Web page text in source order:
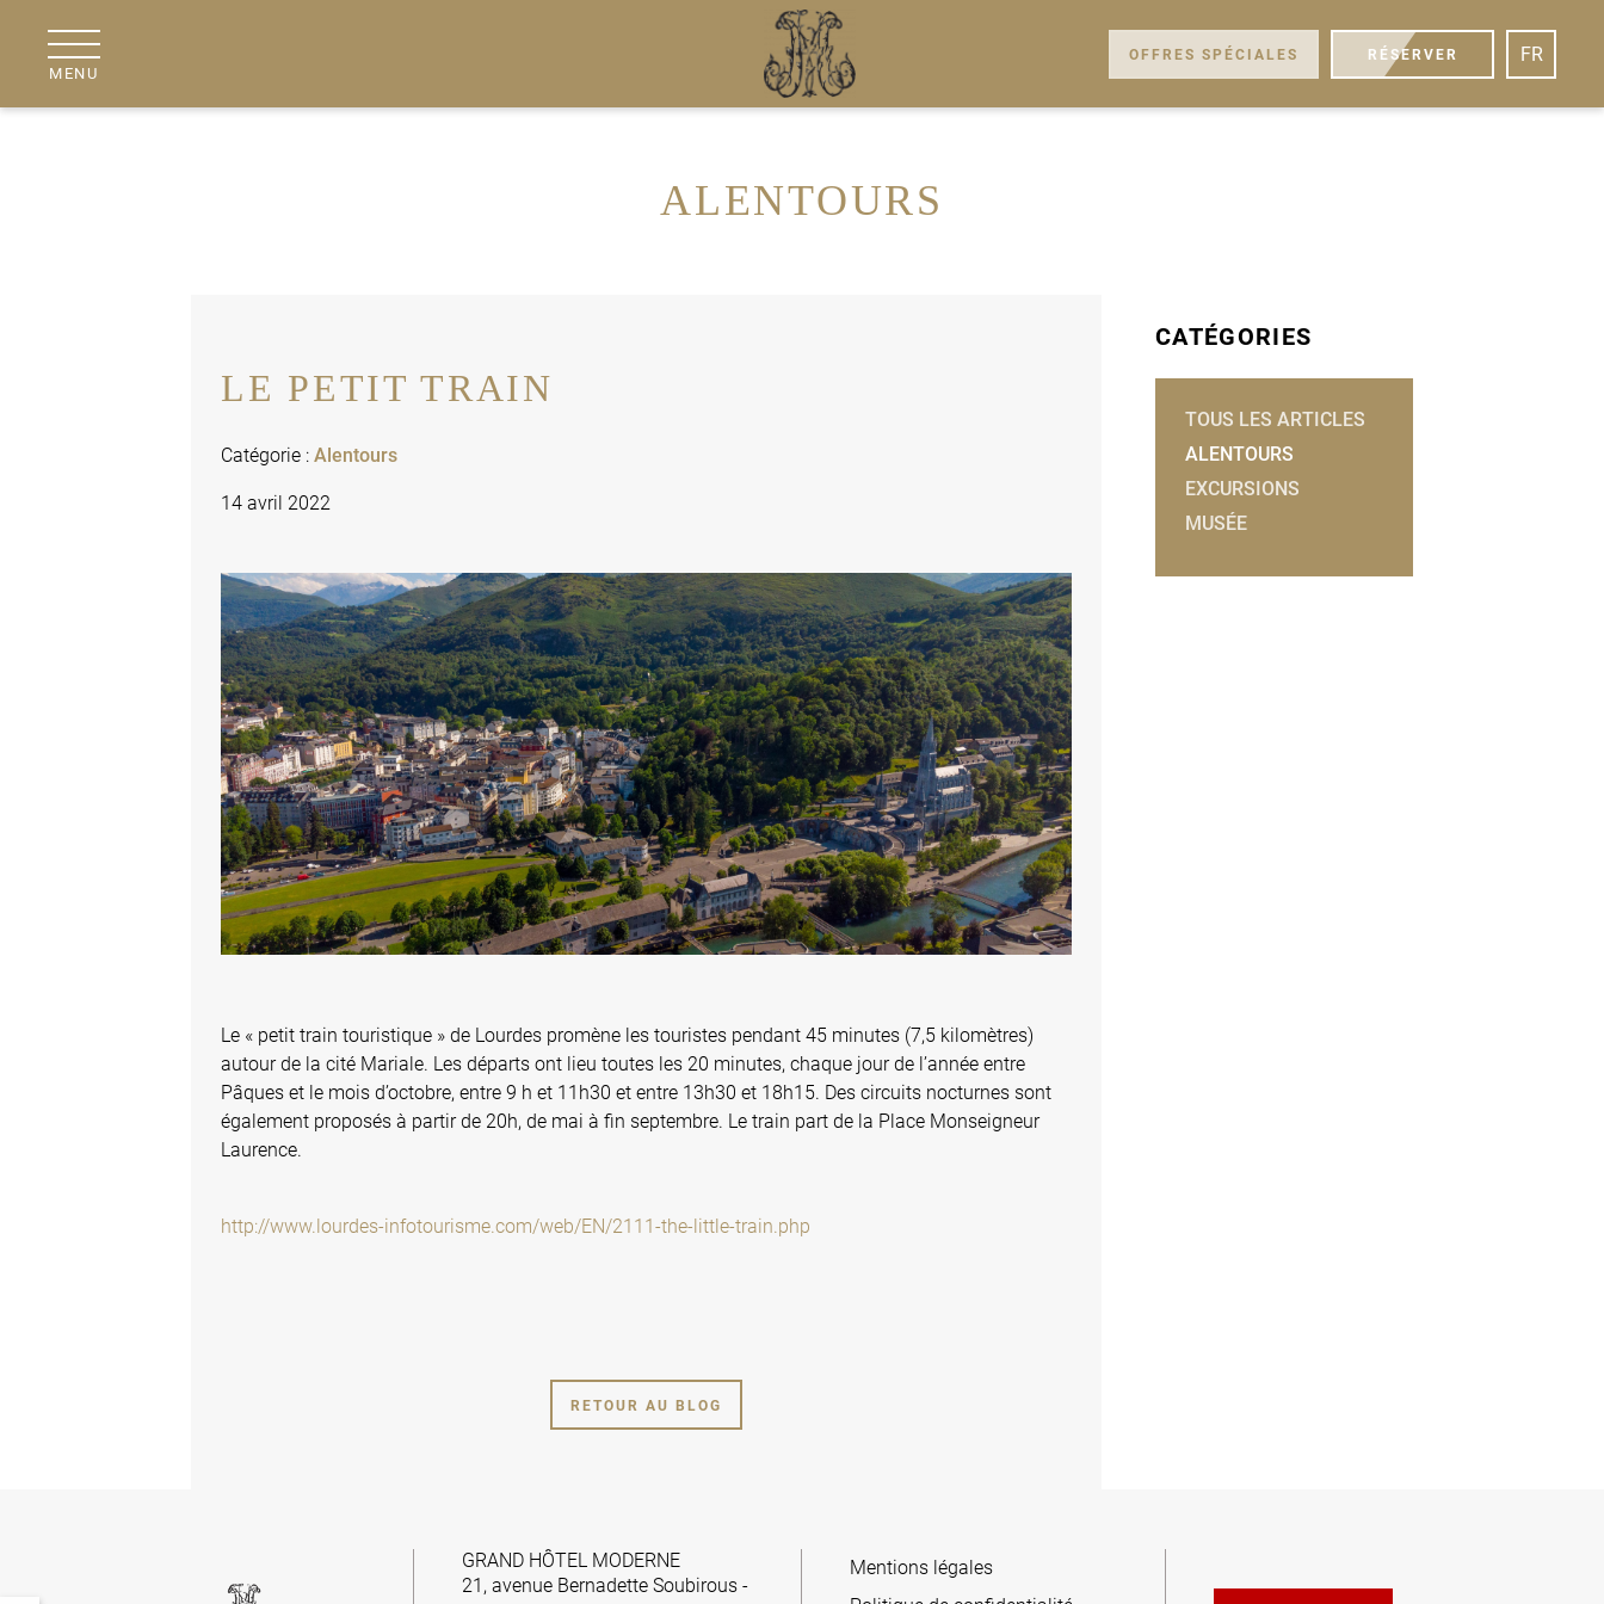
MENU
OFFRES SPÉCIALES RÉSERVER FR
ALENTOURS
CATÉGORIES
TOUS LES ARTICLES
ALENTOURS
EXCURSIONS
MUSÉE
LE PETIT TRAIN
Catégorie : Alentours
14 avril 2022
Le « petit train touristique » de Lourdes promène les touristes pendant 45 minutes (7,5 kilomètres)
autour de la cité Mariale. Les départs ont lieu toutes les 20 minutes, chaque jour de l’année entre
Pâques et le mois d’octobre, entre 9 h et 11h30 et entre 13h30 et 18h15. Des circuits nocturnes sont
également proposés à partir de 20h, de mai à fin septembre. Le train part de la Place Monseigneur
Laurence.
http://www.lourdes-infotourisme.com/web/EN/2111-the-little-train.php
RETOUR AU BLOG
GRAND HÔTEL MODERNE
21, avenue Bernadette Soubirous -
Mentions légales